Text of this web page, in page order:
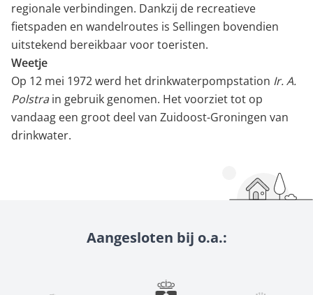
regionale verbindingen. Dankzij de recreatieve
fietspaden en wandelroutes is Sellingen bovendien
uitstekend bereikbaar voor toeristen.
Weetje
Op 12 mei 1972 werd het drinkwaterpompstation Ir. A.
Polstrain gebruik genomen. Het voorziet tot op
vandaag een groot deel van Zuidoost-Groningen van
drinkwater.
Aangesloten bij o.a.: